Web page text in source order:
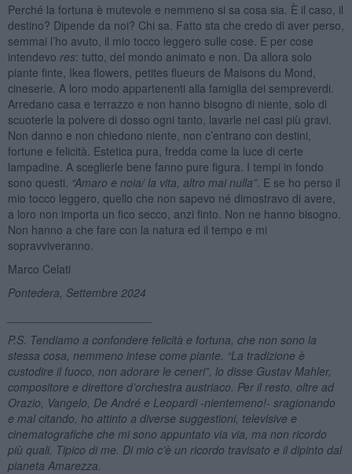
Perché la fortuna è mutevole e nemmeno si sa cosa sia. È il caso, il
destino? Dipende da noi? Chi sa. Fatto sta che credo di aver perso,
semmai l’ho avuto, il mio tocco leggero sulle cose. E per cose
intendevo res: tutto, del mondo animato e non. Da allora solo
piante finte, Ikea flowers, petites flueurs de Maisons du Mond,
cineserie. A loro modo appartenenti alla famiglia dei sempreverdi.
Arredano casa e terrazzo e non hanno bisogno di niente, solo di
scuoterle la polvere di dosso ogni tanto, lavarle nei casi più gravi.
Non danno e non chiedono niente, non c’entrano con destini,
fortune e felicità. Estetica pura, fredda come la luce di certe
lampadine. A sceglierle bene fanno pure figura. I tempi in fondo
sono questi. “Amaro e noia/ la vita, altro mai nulla”. E se ho perso il
mio tocco leggero, quello che non sapevo né dimostravo di avere,
a loro non importa un fico secco, anzi finto. Non ne hanno bisogno.
Non hanno a che fare con la natura ed il tempo e mi
sopravviveranno.
Marco Celati
Pontedera, Settembre 2024
P.S. Tendiamo a confondere felicità e fortuna, che non sono la
stessa cosa, nemmeno intese come piante. “La tradizione è
custodire il fuoco, non adorare le ceneri”, lo disse Gustav Mahler,
compositore e direttore d’orchestra austriaco. Per il resto, oltre ad
Orazio, Vangelo, De André e Leopardi -nientemeno!- sragionando
e mal citando, ho attinto a diverse suggestioni, televisive e
cinematografiche che mi sono appuntato via via, ma non ricordo
più quali. Tipico di me. Di mio c’è un ricordo travisato e il dipinto dal
pianeta Amarezza.